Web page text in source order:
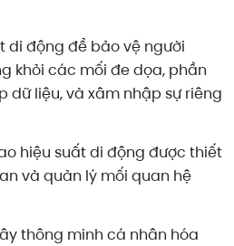
di động để bảo vệ người
khỏi các mối đe dọa, phần
dữ liệu, và xâm nhập sự riêng
hiệu suất di động được thiết
và quản lý mối quan hệ
thông minh cá nhân hóa